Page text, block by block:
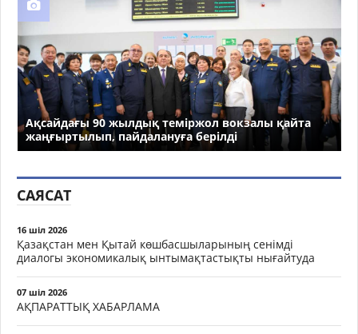
Ақсайдағы 90 жылдық теміржол вокзалы қайта
жаңғыртылып, пайдалануға берілді
САЯСАТ
16 шіл 2026
Қазақстан мен Қытай көшбасшыларының сенімді
диалогы экономикалық ынтымақтастықты нығайтуда
07 шіл 2026
АҚПАРАТТЫҚ ХАБАРЛАМА